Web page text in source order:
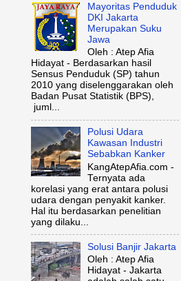
Mayoritas Penduduk
DKI Jakarta
Merupakan Suku
Jawa
Oleh : Atep Afia
Hidayat - Berdasarkan hasil
Sensus Penduduk (SP) tahun
2010 yang diselenggarakan oleh
Badan Pusat Statistik (BPS),
juml...
Polusi Udara
Kawasan Industri
Sebabkan Kanker
KangAtepAfia.com -
Ternyata ada
korelasi yang erat antara polusi
udara dengan penyakit kanker.
Hal itu berdasarkan penelitian
yang dilaku...
Solusi Banjir Jakarta
Oleh : Atep Afia
Hidayat - Jakarta